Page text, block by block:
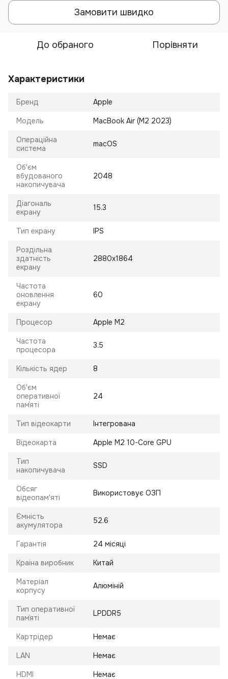
Замовити швидко
До обраного Порівняти
Характеристики
Бренд Apple
Модель MacBook Air (M2 2023)
Операційна
система
macOS
Об'єм
вбудованого
накопичувача
2048
Діагональ
екрану
15.3
Тип екрану IPS
Роздільна
здатність
екрану
2880x1864
Частота
оновлення
екрану
60
Процесор Apple M2
Частота
процесора
3.5
Кількість ядер 8
Об'єм
оперативної
пам`яті
24
Тип відеокарти Інтегрована
Відеокарта Apple M2 10-Core GPU
Тип
накопичувача
SSD
Обсяг
відеопам'яті
Використовує ОЗП
Ємність
акумулятора
52.6
Гарантія 24 місяці
Країна виробник Китай
Матеріал
корпусу
Алюміній
Тип оперативної
пам`яті
LPDDR5
Картрідер Немає
LAN Немає
HDMI Немає